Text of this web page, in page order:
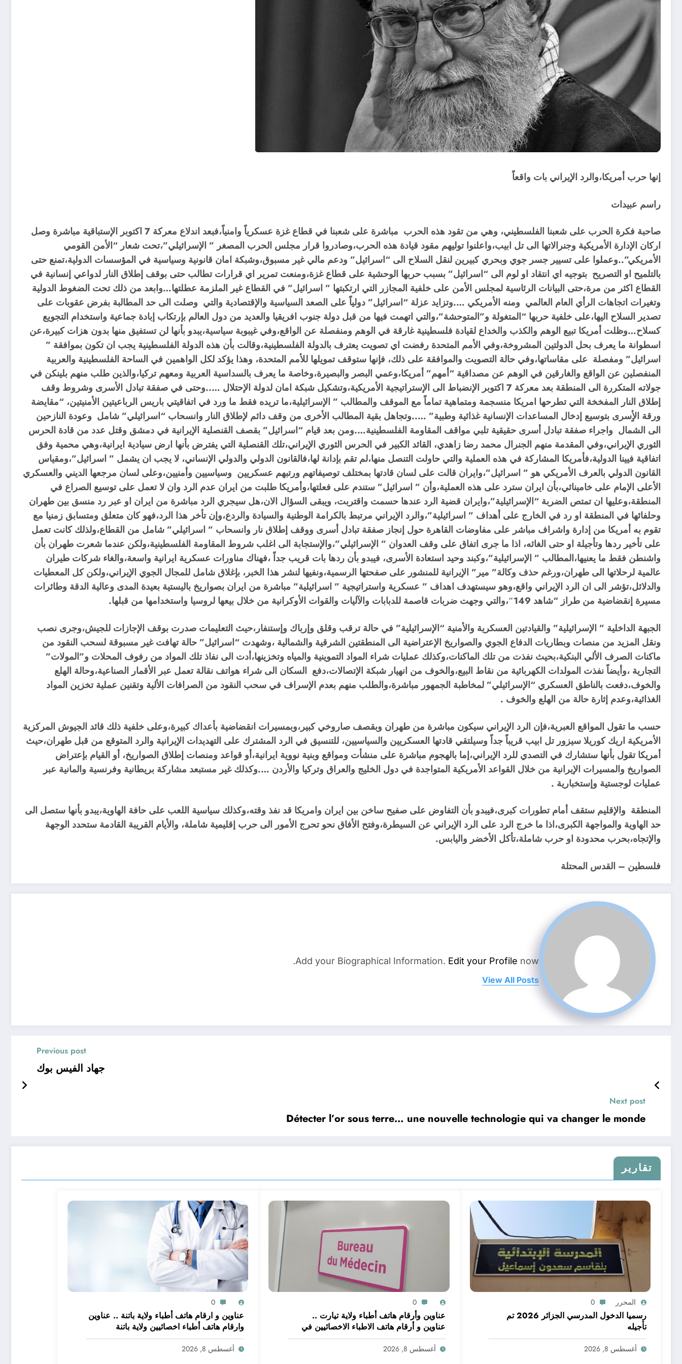
إنها حرب أمريكا،والرد الإيراني بات واقعاً
راسم عبيدات
صاحبة فكرة الحرب على شعبنا الفلسطيني، وهي من تقود هذه الحرب مباشرة على شعبنا في قطاع غزة عسكرياً وامنياً،فبعد اندلاع معركة 7 اكتوبر الإستباقية مباشرة وصل
اركان الإدارة الأمريكية وجنرالاتها الى تل ابيب،واعلنوا توليهم مقود قيادة هذه الحرب،وصادروا قرار مجلس الحرب المصغر ” الإسرائيلي”،تحت شعار “الأمن القومي
الأمريكي”..وعملوا على تسيير جسر جوي وبحري كبيرين لنقل السلاح الى “اسرائيل” ودعم مالي غير مسبوق،وشبكة امان قانونية وسياسية في المؤسسات الدولية،تمنع حتى
بالتلميح او التصريح بتوجيه اي انتقاد او لوم الى “اسرائيل” بسبب حربها الوحشية على قطاع غزة،ومنعت تمرير اي قرارات تطالب حتى بوقف إطلاق النار لدواعي إنسانية في
القطاع اكثر من مرة،حتى البيانات الرئاسية لمجلس الأمن على خلفية المجازر التي ارتكبتها ” اسرائيل” في القطاع غير الملزمة عطلتها…وابعد من ذلك تحت الضغوط الدولية
وتغيرات اتجاهات الرأي العام العالمي ومنه الأمريكي ….وتزايد عزلة “اسرائيل” دولياً على الصعد السياسية والإقتصادية والتي وصلت الى حد المطالبة بفرض عقوبات على
تصدير السلاح اليها،على خلفية حربها “المتغولة و”المتوحشة”،والتي اتهمت فيها من قبل دولة جنوب افريقيا والعديد من دول العالم بإرتكاب إبادة جماعية واستخدام التجويع
كسلاح…وظلت أمريكا تبيع الوهم والكذب والخداع لقيادة فلسطينية غارقة في الوهم ومنفصلة عن الواقع،وفي غيبوبة سياسية،يبدو بأنها لن تستفيق منها بدون هزات كبيرة،عن
اسطوانة ما يعرف بحل الدولتين المشروخة،وفي الأمم المتحدة رفضت اي تصويت يعترف بالدولة الفلسطينية،وقالت بأن هذه الدولة الفلسطينية يجب ان تكون بموافقة ”
اسرائيل” ومفصلة على مقاساتها،وفي حالة التصويت والموافقة على ذلك، فإنها ستوقف تمويلها للأمم المتحدة، وهذا يؤكد لكل الواهمين في الساحة الفلسطينية والعربية
المنفصلين عن الواقع والغارقين في الوهم عن مصداقية “أمهم” أمريكا،وعمي البصر والبصيرة،وخاصة ما يعرف بالسداسية العربية ومعهم تركيا،والذين طلب منهم بلينكن في
جولاته المتكررة الى المنطقة بعد معركة 7 اكتوبر الإنضباط الى الإستراتيجية الأمريكية،وتشكيل شبكة امان لدولة الإحتلال …..وحتى في صفقة تبادل الأسرى وشروط وقف
إطلاق النار المفخخة التي تطرحها امريكا منسجمة ومتماهية تماماً مع الموقف والمطالب ” الإسرائيلية،ما تريده فقط ما ورد في اتفاقيتي باريس الرباعيتين الأمنيتين، “مقايضة
ورقة الأٍسرى بتوسيع إدخال المساعدات الإنسانية غذائية وطبية” …..وتجاهل بقية المطالب الأخرى من وقف دائم لإطلاق النار وانسحاب “اسرائيلي” شامل وعودة النازحين
الى الشمال واجراء صفقة تبادل أسرى حقيقية تلبي مواقف المقاومة الفلسطينية….ومن بعد قيام “اسرائيل” بقصف القنصلية الإيرانية في دمشق وقتل عدد من قادة الحرس
الثوري الإيراني،وفي المقدمة منهم الجنرال محمد رضا زاهدي، القائد الكبير في الحرس الثوري الإيراني،تلك القنصلية التي يفترض بأنها ارض سيادية ايرانية،وهي محمية وفق
اتفاقية فيينا الدولية،فأمريكا المشاركة في هذه العملية والتي حاولت التنصل منها،لم تقم بإدانة لها،فالقانون الدولي والدولي الإنساني، لا يجب ان يشمل ” اسرائيل”،ومقياس
القانون الدولي بالعرف الأمريكي هو ” اسرائيل”،وايران قالت على لسان قادتها بمختلف توصيفاتهم ورتبهم عسكريين وسياسيين وأمنيين،وعلى لسان مرجعها الديني والعسكري
الأعلى الإمام على خامينائي،بأن ايران سترد على هذه العملية،وأن ” اسرائيل” ستندم على فعلتها،وأمريكا طلبت من ايران عدم الرد وان لا تعمل على توسيع الصراع في
المنطقة،وعليها ان تمتص الضربة “الإسرائيلية”،وايران قضية الرد عندها حسمت واقتربت، ويبقى السؤال الان،هل سيجري الرد مباشرة من ايران او عبر رد منسق بين طهران
وحلفائها في المنطقة او رد في الخارج على أهداف ” اسرائيلية”،والرد الإيراني مرتبط بالكرامة الوطنية والسيادة والردع،وإن تأخر هذا الرد،فهو كان متعلق ومتسابق زمنيا مع
تقوم به أمريكا من إدارة واشراف مباشر على مفاوضات القاهرة حول إنجاز صفقة تبادل أسرى ووقف إطلاق نار وانسحاب ” اسرائيلي” شامل من القطاع،ولذلك كانت تعمل
على تأخير ردها وتأجيلة او حتى الغائه، اذا ما جرى اتفاق على وقف العدوان ” الإسرائيلي”،والإستجابة الى اغلب شروط المقاومة الفلسطينية،ولكن عندما شعرت طهران بأن
واشنطن فقط ما يعنيها،المطالب ” الإسرائيلية”،وكبند وحيد استعادة الأسرى، فيبدو بأن ردها بات قريب جداً ،فهناك مناورات عسكرية ايرانية واسعة،والغاء شركات طيران
عالمية لرحلاتها الى طهران،ورغم حذف وكالة” مير” الإيرانية للمنشور على صفحتها الرسمية،ونفيها لنشر هذا الخبر، بإغلاق شامل للمجال الجوي الإيراني،ولكن كل المعطيات
والدلائل،تؤشر الى ان الرد الإيراني واقع،وهو سيستهدف اهداف ” عسكرية واستراتيجية ” اسرائيلية” مباشرة من ايران بصواريخ باليستية بعيدة المدى وعالية الدقة وطائرات
مسيرة إنقضاضية من طراز “شاهد 149″،والتي وجهت ضربات قاصمة للدبابات والآليات والقوات الأوكرانية من خلال بيعها لروسيا واستخدامها من قبلها.
الجبهة الداخلية ” الإسرائيلية” والقيادتين العسكرية والأمنية “الإسرائيلية” في حالة ترقب وقلق وإرباك وإستنفار،حيث التعليمات صدرت بوقف الإجازات للجيش،وجرى نصب
ونقل المزيد من منصات وبطاريات الدفاع الجوي والصواريخ الإعتراضية الى المنطقتين الشرقية والشمالية ،وشهدت “اسرائيل” حالة تهافت غير مسبوقة لسحب النقود من
ماكنات الصرف الألي البنكية،بحيث نفذت من تلك الماكنات،وكذلك عمليات شراء المواد التموينية والمياه وتخزينها،أدت الى نفاذ تلك المواد من رفوف المحلات و”المولات”
التجارية ،وأيضاً نفذت المولدات الكهربائية من نقاط البيع،والخوف من انهيار شبكة الإتصالات،دفع السكان الى شراء هواتف نقالة تعمل عبر الأقمار الصناعية،وحالة الهلع
والخوف،دفعت بالناطق العسكري “الإسرائيلي” لمخاطبة الجمهور مباشرة،والطلب منهم بعدم الإسراف في سحب النقود من الصرافات الألية وتقنين عملية تخزين المواد
الغذائية،وعدم إثارة حالة من الهلع والخوف .
حسب ما تقول المواقع العبرية،فإن الرد الإيراني سيكون مباشرة من طهران وبقصف صاروخي كبير،وبمسيرات انقضاضية بأعداك كبيرة،وعلى خلفية ذلك قائد الجيوش المركزية
الأمريكية اريك كوريلا سيزور تل ابيب قريباً جداً وسيلتقي قادتها العسكريين والسياسيين، للتنسيق في الرد المشترك على التهديدات الإيرانية والرد المتوقع من قبل طهران،حيث
أمريكا تقول بأنها ستشارك في التصدي للرد الإيراني،إما بالهجوم مباشرة على منشأت ومواقع وبنية نووية ايرانية،أو قواعد ومنصات إطلاق الصواريخ، أو القيام بإعتراض
الصواريخ والمسيرات الإيرانية من خلال القواعد الأمريكية المتواجدة في دول الخليج والعراق وتركيا والأردن ….وكذلك غير مستبعد مشاركة بريطانية وفرنسية والمانية عبر
عمليات لوجستية وإستخبارية .
المنطقة والإقليم ستقف أمام تطورات كبرى،فيبدو بأن التفاوض على صفيح ساخن بين ايران وامريكا قد نفذ وقته،وكذلك سياسية اللعب على حافة الهاوية،يبدو بأنها ستصل الى
حد الهاوية والمواجهة الكبرى،اذا ما خرج الرد على الرد الإيراني عن السيطرة،وفتح الأفاق نحو تحرج الأمور الى حرب إقليمية شاملة، والأيام القريبة القادمة ستحدد الوجهة
والإتجاه،بحرب محدودة او حرب شاملة،تأكل الأخضر واليابس.
فلسطين – القدس المحتلة
Add your Biographical Information. Edit your Profile now.
View All Posts
Previous post
جهاد الفيس بوك
Next post
Détecter l’or sous terre… une nouvelle technologie qui va changer le monde
تقارير
المحرر 0
رسميا الدخول المدرسي الجزائر 2026 تم
تأجيله
أغسطس 8, 2026
0
عناوين وأرقام هاتف أطباء ولاية تيارت ..
عناوين و أرقام هاتف الاطباء الاخصائيين في
ولاية تيارت
أغسطس 8, 2026
0
عناوين و ارقام هاتف أطباء ولاية باتنة .. عناوين
وارقام هاتف أطباء اخصائيين ولاية باتنة
أغسطس 8, 2026